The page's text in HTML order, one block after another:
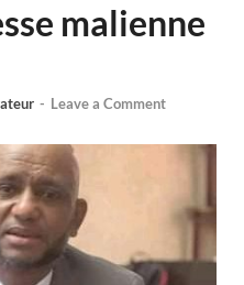
malienne
- Leave a Comment